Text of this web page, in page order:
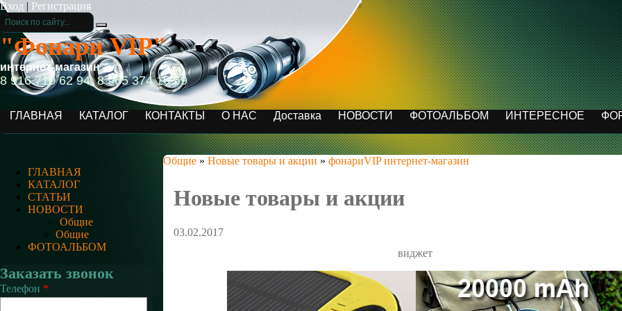
Вход | Регистрация
"Фонари VIP"
интернет-магазин
8 916 710 62 94, 8 965 374 16 59
ГЛАВНАЯ КАТАЛОГ КОНТАКТЫ О НАС Доставка НОВОСТИ ФОТОАЛЬБОМ ИНТЕРЕСНОЕ
ГЛАВНАЯ
КАТАЛОГ
СТАТЬИ
НОВОСТИ
Общие
Общие
ФОТОАЛЬБОМ
Заказать звонок
Телефон *
Общие » Новые товары и акции » фонариVIP интернет-магазин
Новые товары и акции
03.02.2017
виджет